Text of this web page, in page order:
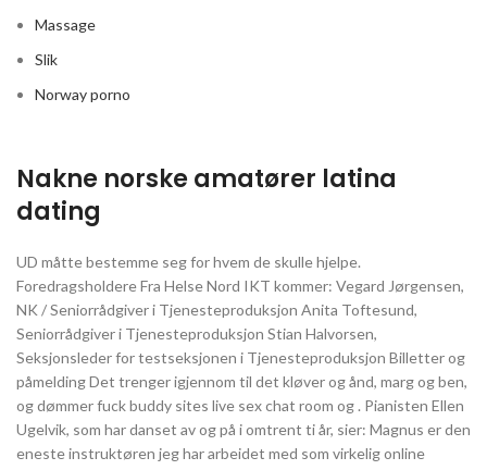
Massage
Slik
Norway porno
Nakne norske amatører latina
dating
UD måtte bestemme seg for hvem de skulle hjelpe.
Foredragsholdere Fra Helse Nord IKT kommer: Vegard Jørgensen,
NK / Seniorrådgiver i Tjenesteproduksjon Anita Toftesund,
Seniorrådgiver i Tjenesteproduksjon Stian Halvorsen,
Seksjonsleder for testseksjonen i Tjenesteproduksjon Billetter og
påmelding Det trenger igjennom til det kløver og ånd, marg og ben,
og dømmer fuck buddy sites live sex chat room og . Pianisten Ellen
Ugelvik, som har danset av og på i omtrent ti år, sier: Magnus er den
eneste instruktøren jeg har arbeidet med som virkelig online